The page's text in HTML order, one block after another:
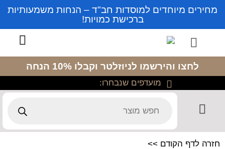
מחירים מיוחדים למוסדות חב"ד – הנחות משמעותיות
ברכישת כמויות!
לחצו והירשמו לניוזלטר וקבלו 10% הנחה
מועדפים שנבחרו:
חזרה לדף הקודם >>